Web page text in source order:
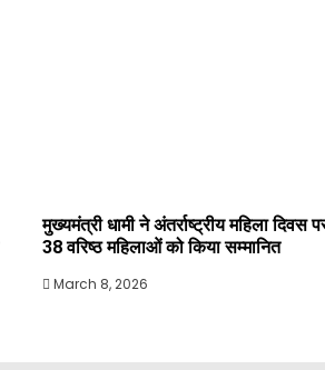
मुख्यमंत्री धामी ने अंतर्राष्ट्रीय महिला दिवस
38 वरिष्ठ महिलाओं को किया सम्मानित
March 8, 2026